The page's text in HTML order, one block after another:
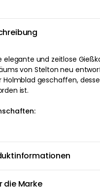
elegante und zeitlose
von Stelton neu
Holmblad geschaffen,
ist.
die Marke